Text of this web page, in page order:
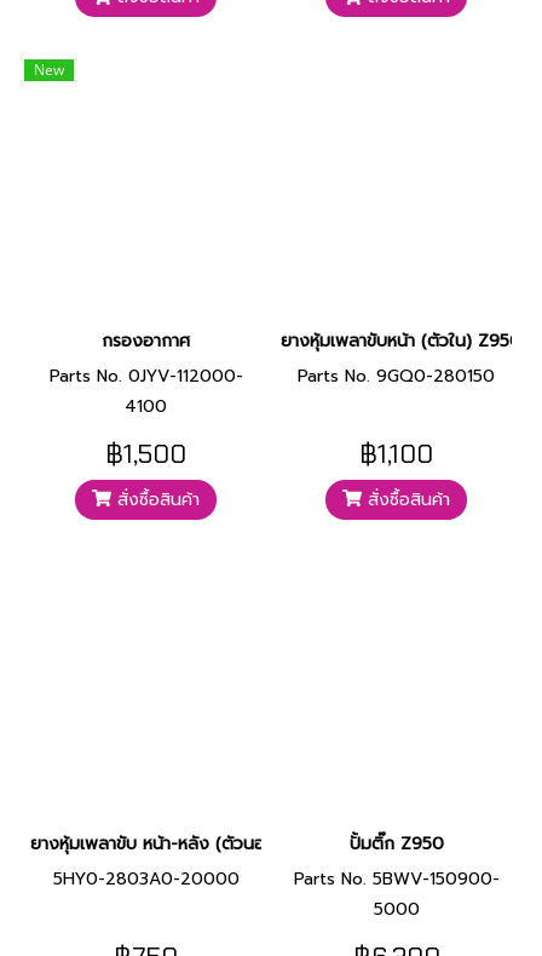
New
กรองอากาศ
Parts No. 0JYV-112000-
4100
฿1,500
สั่งซื้อสินค้า
ยางหุ้มเพลาขับหน้า (ตัวใน) Z950
Parts No. 9GQ0-280150
฿1,100
สั่งซื้อสินค้า
ยางหุ้มเพลาขับ หน้า-หลัง (ตัวนอก) Z950
5HY0-2803A0-20000
ปั้มติ๊ก Z950
Parts No. 5BWV-150900-
5000